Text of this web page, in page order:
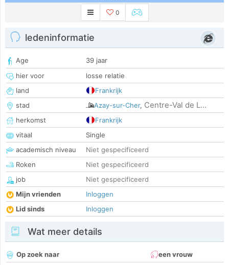
0
ledeninformatie
Age
39 jaar
hier voor
losse relatie
land
Frankrijk
stad
Azay-sur-Cher, Centre-Val de L...
herkomst
Frankrijk
vitaal
Single
academisch niveau
Niet gespecificeerd
Roken
Niet gespecificeerd
job
Niet gespecificeerd
Mijn vrienden
Inloggen
Lid sinds
Inloggen
Wat meer details
Op zoek naar
een vrouw